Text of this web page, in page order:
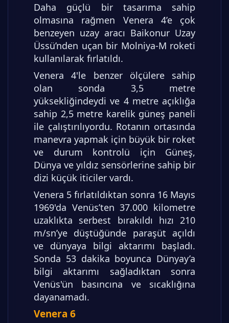
Daha güçlü bir tasarıma sahip
olmasına rağmen Venera 4’e çok
benzeyen uzay aracı Baikonur Uzay
Üssü’nden uçan bir Molniya-M roketi
kullanılarak fırlatıldı.
Venera 4'le benzer ölçülere sahip
olan sonda 3,5 metre
yüksekliğindeydi ve 4 metre açıklığa
sahip 2,5 metre karelik güneş paneli
ile çalıştırılıyordu. Rotanın ortasında
manevra yapmak için büyük bir roket
ve durum kontrolü için Güneş,
Dünya ve yıldız sensörlerine sahip bir
dizi küçük iticiler vardı.
Venera 5 fırlatıldıktan sonra 16 Mayıs
1969'da Venüs’ten 37.000 kilometre
uzaklıkta serbest bırakıldı hızı 210
m/sn’ye düştüğünde paraşüt açıldı
ve dünyaya bilgi aktarımı başladı.
Sonda 53 dakika boyunca Dünyay’a
bilgi aktarımı sağladıktan sonra
Venüs'ün basıncına ve sıcaklığına
dayanamadı.
Venera 6